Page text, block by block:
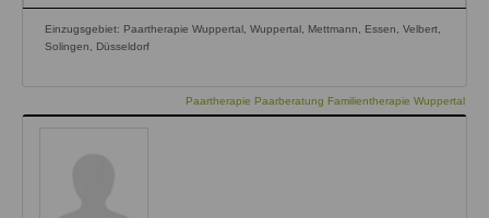
Einzugsgebiet: Paartherapie Wuppertal, Wuppertal, Mettmann, Essen, Velbert,
Solingen, Düsseldorf
Paartherapie Paarberatung Familientherapie Wuppertal